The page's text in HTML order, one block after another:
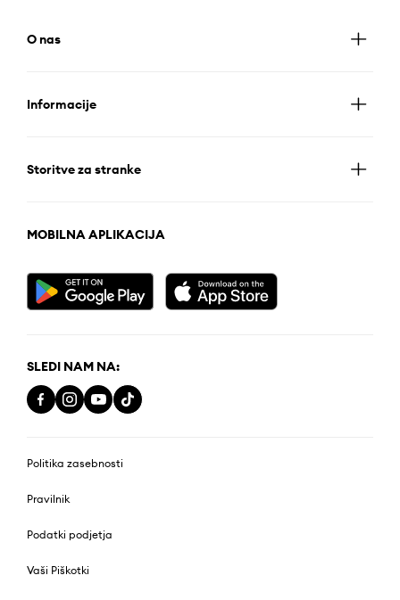
O nas
Informacije
Storitve za stranke
MOBILNA APLIKACIJA
SLEDI NAM NA:
Politika zasebnosti
Pravilnik
Podatki podjetja
Vaši Piškotki